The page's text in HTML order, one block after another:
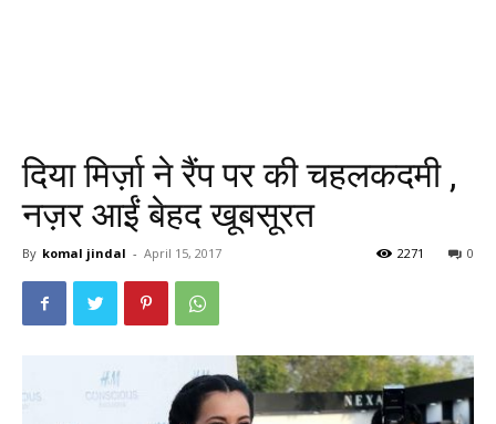
दिया मिर्ज़ा ने रैंप पर की चहलकदमी ,
नज़र आईं बेहद खूबसूरत
By komal jindal - April 15, 2017 0
2271